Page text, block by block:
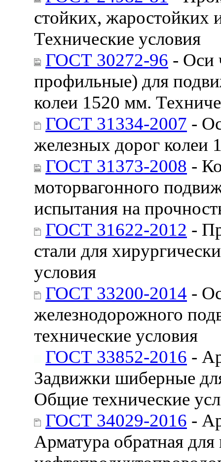
стойких, жаростойких
Технические условия
ГОСТ 30272-96 - Оси
профильные) для
колеи 1520 мм.
ГОСТ 31334-2007 -
железных дорог колеи
ГОСТ 31373-2008 -
моторвагонного
испытания на
ГОСТ 31622-2012 -
стали для
условия
ГОСТ 33200-2014 -
железнодорожного
технические условия
ГОСТ 33852-2016 -
Задвижки шиберные
Общие технические
ГОСТ 34029-2016 -
Арматура обратная